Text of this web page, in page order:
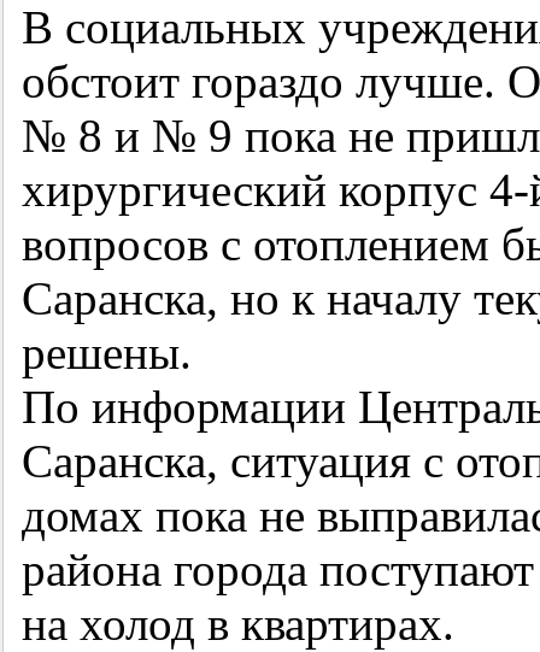
В социальных
обстоит гораздо лучше.
№ 8 и № 9 пока не
хирургический корпус 4-
вопросов с отоплением
Саранска, но к началу
решены.
По информации
Саранска, ситуация с
домах пока не
района города
на холод в квартирах.